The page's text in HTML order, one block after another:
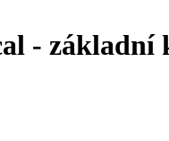
- základní